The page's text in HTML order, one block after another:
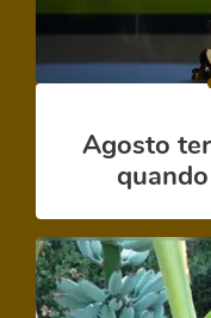
Agosto